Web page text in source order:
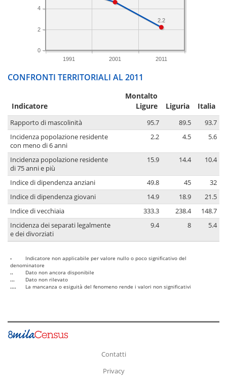
1991 2001 2011
0
2
4
2.2
CONFRONTI TERRITORIALI AL 2011
Indicatore
Montalto
Ligure
Liguria Italia
Rapporto di mascolinità 95.7 89.5
93.7
Incidenza popolazione residente
con meno di 6 anni
2.2 4.5 5.6
Incidenza popolazione residente
di 75 anni e più
15.9 14.4 10.4
Indice di dipendenza anziani 49.8 45
32
Indice di dipendenza giovani
14.9 18.9
21.5
Indice di vecchiaia
333.3 238.4
148.7
Incidenza dei separati legalmente
e dei divorziati
9.4 8 5.4
-
Indicatore non applicabile per valore nullo o poco significativo del
denominatore
..
Dato non ancora disponibile
...
Dato non rilevato
....
La mancanza o esiguità del fenomeno rende i valori non significativi
Contatti
Privacy